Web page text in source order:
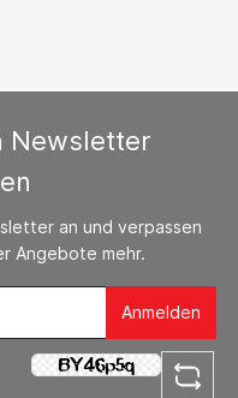
Newsletter
an und verpassen
Angebote mehr.
Anmelden